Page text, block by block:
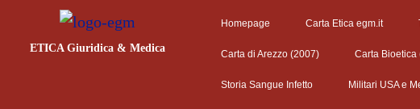
ETICA Giuridica & Medica
Homepage Carta Etica egm.it
Carta di Arezzo (2007) Carta Bioetica
Storia Sangue Infetto Militari USA e